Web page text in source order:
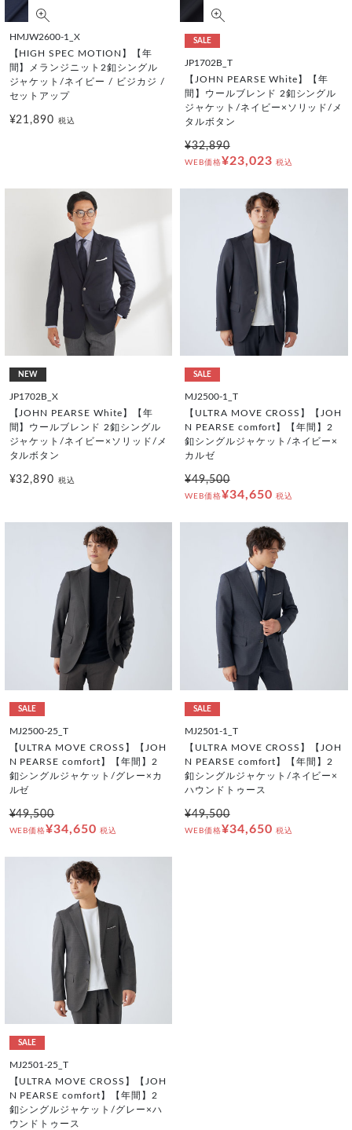
HMJW2600-1_X
【HIGH SPEC MOTION】【年
間】メランジニット2釦シングル
ジャケット/ネイビー / ビジカジ /
セットアップ
¥21,890税込
SALE
JP1702B_T
【JOHN PEARSE White】【年
間】ウールブレンド 2釦シングル
ジャケット/ネイビー×ソリッド/メ
タルボタン
¥32,890
WEB価格¥23,023 税込
NEW
JP1702B_X
【JOHN PEARSE White】【年
間】ウールブレンド 2釦シングル
ジャケット/ネイビー×ソリッド/メ
タルボタン
¥32,890税込
SALE
MJ2500-1_T
【ULTRA MOVE CROSS】【JOH
N PEARSE comfort】【年間】2
釦シングルジャケット/ネイビー×
カルゼ
¥49,500
WEB価格¥34,650 税込
SALE
MJ2500-25_T
【ULTRA MOVE CROSS】【JOH
N PEARSE comfort】【年間】2
釦シングルジャケット/グレー×カ
ルゼ
¥49,500
WEB価格¥34,650 税込
SALE
MJ2501-1_T
【ULTRA MOVE CROSS】【JOH
N PEARSE comfort】【年間】2
釦シングルジャケット/ネイビー×
ハウンドトゥース
¥49,500
WEB価格¥34,650 税込
SALE
MJ2501-25_T
【ULTRA MOVE CROSS】【JOH
N PEARSE comfort】【年間】2
釦シングルジャケット/グレー×ハ
ウンドトゥース